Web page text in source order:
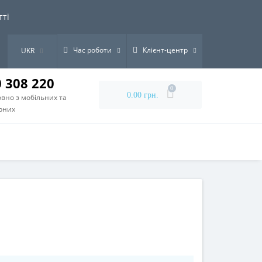
UKR Час роботи Клієнт-центр
308 220
з мобільних та
0.00 грн.
0